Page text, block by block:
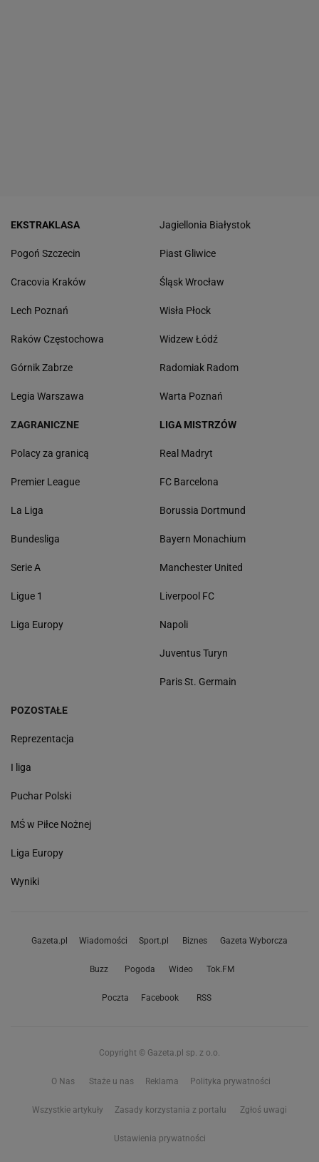
EKSTRAKLASA
Pogoń Szczecin
Cracovia Kraków
Lech Poznań
Raków Częstochowa
Górnik Zabrze
Legia Warszawa
Jagiellonia Białystok
Piast Gliwice
Śląsk Wrocław
Wisła Płock
Widzew Łódź
Radomiak Radom
Warta Poznań
ZAGRANICZNE
Polacy za granicą
Premier League
La Liga
Bundesliga
Serie A
Ligue 1
Liga Europy
LIGA MISTRZÓW
Real Madryt
FC Barcelona
Borussia Dortmund
Bayern Monachium
Manchester United
Liverpool FC
Napoli
Juventus Turyn
Paris St. Germain
POZOSTAŁE
Reprezentacja
I liga
Puchar Polski
MŚ w Piłce Nożnej
Liga Europy
Wyniki
Gazeta.pl Wiadomości Sport.pl Biznes Gazeta Wyborcza
Buzz Pogoda Wideo Tok.FM
Poczta Facebook RSS
Copyright © Gazeta.pl sp. z o.o.
O Nas Staże u nas Reklama Polityka prywatności
Wszystkie artykuły Zasady korzystania z portalu Zgłoś uwagi
Ustawienia prywatności